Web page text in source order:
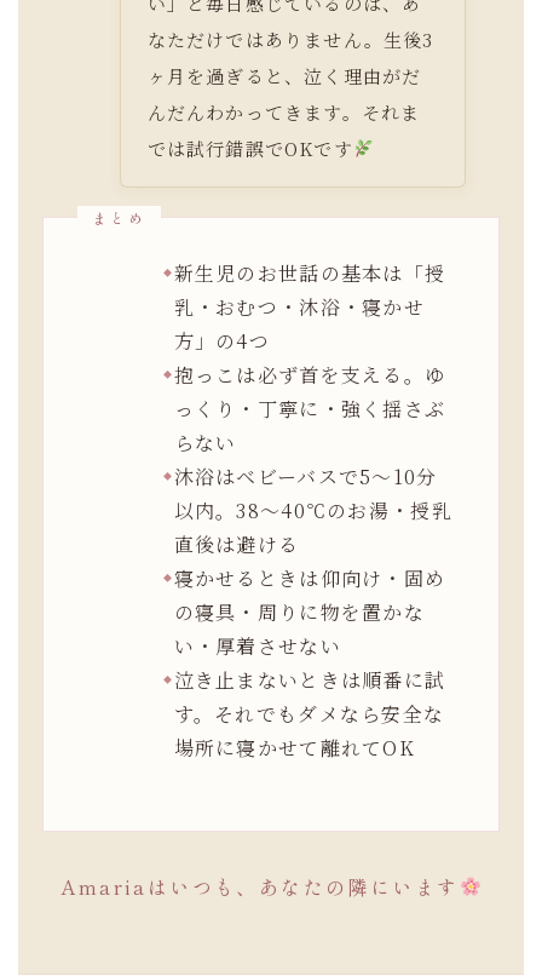
なただけではありません。生後3
ヶ月を過ぎると、泣く理由がだ
んだんわかってきます。それま
では試行錯誤でOKです
新生児のお世話の基本は「授
乳・おむつ・沐浴・寝かせ
方」の4つ
抱っこは必ず首を支える。ゆ
っくり・丁寧に・強く揺さぶ
らない
沐浴はベビーバスで5〜10分
以内。38〜40℃のお湯・授乳
直後は避ける
寝かせるときは仰向け・固め
の寝具・周りに物を置かな
い・厚着させない
泣き止まないときは順番に試
す。それでもダメなら安全な
場所に寝かせて離れてOK
Amariaはいつも、あなたの隣にいます